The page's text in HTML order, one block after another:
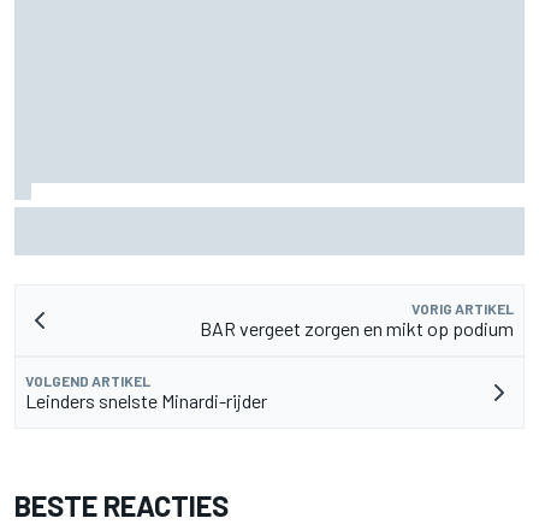
VORIG ARTIKEL
BAR vergeet zorgen en mikt op podium
VOLGEND ARTIKEL
Leinders snelste Minardi-rijder
BESTE REACTIES